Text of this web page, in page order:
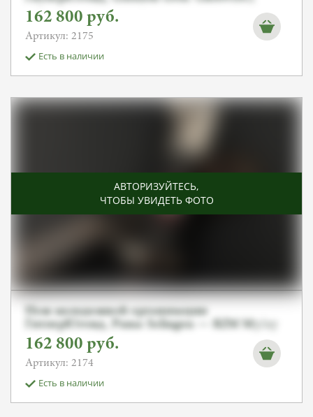
Solingen — RZM M7/30
162 800 руб.
Артикул: 2175
Есть в наличии
АВТОРИЗУЙТЕСЬ,
ЧТОБЫ УВИДЕТЬ ФОТО
Нож молодежной организации
ГитлерЮгенд, Puma Solingen — RZM M7/27
162 800 руб.
Артикул: 2174
Есть в наличии